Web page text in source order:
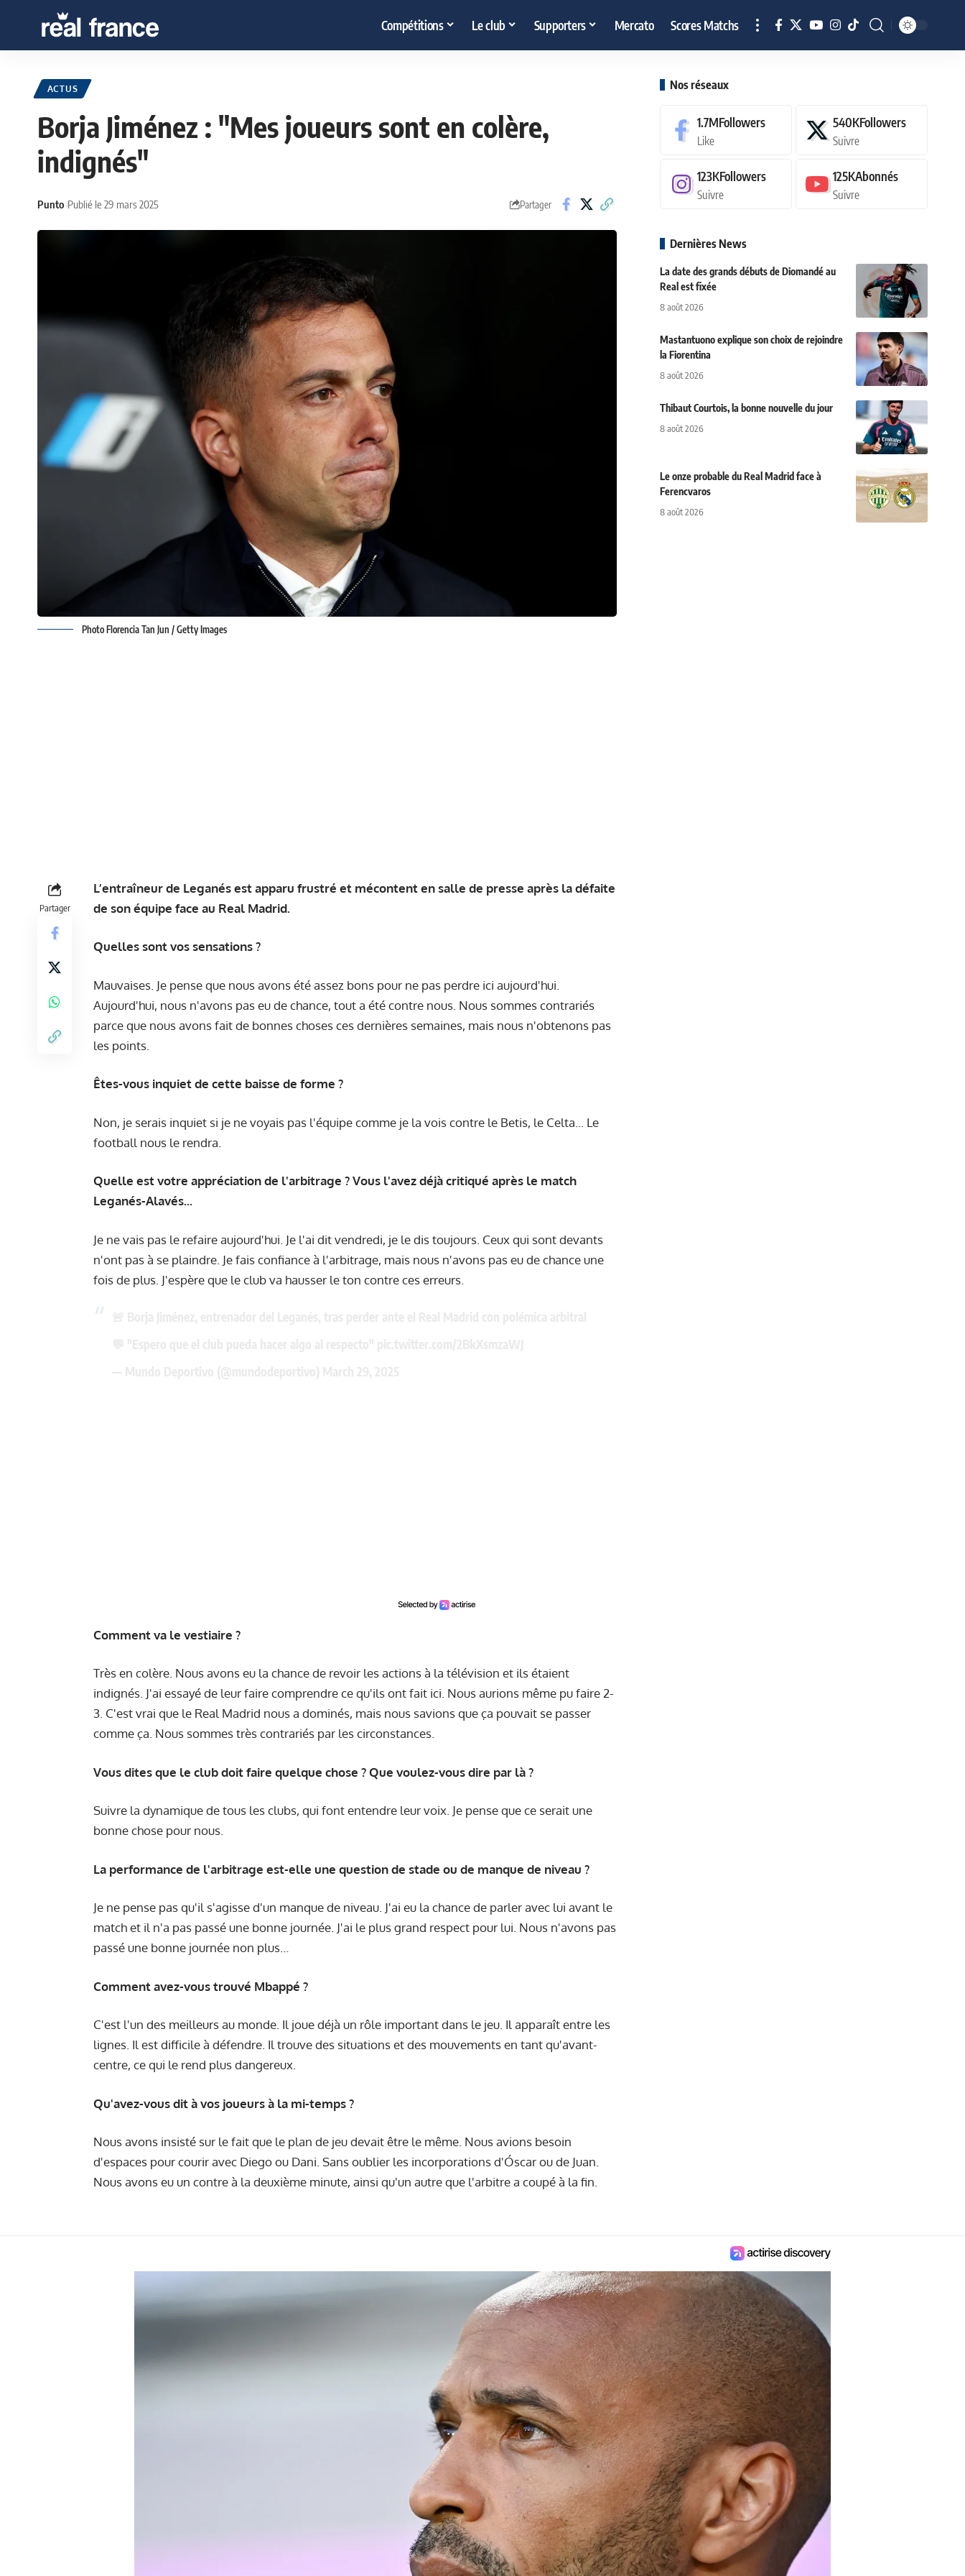
Compétitions Le club Supporters Mercato Scores Matchs
ACTUS
Borja Jiménez : "Mes joueurs sont en colère,
indignés"
Punto Publié le 29 mars 2025 Partager
Photo Florencia Tan Jun / Getty Images
Partager
L’entraîneur de Leganés est apparu frustré et mécontent en salle de presse après la défaite
de son équipe face au Real Madrid.
Quelles sont vos sensations ?
Mauvaises. Je pense que nous avons été assez bons pour ne pas perdre ici aujourd'hui.
Aujourd'hui, nous n'avons pas eu de chance, tout a été contre nous. Nous sommes contrariés
parce que nous avons fait de bonnes choses ces dernières semaines, mais nous n'obtenons pas
les points.
Êtes-vous inquiet de cette baisse de forme ?
Non, je serais inquiet si je ne voyais pas l'équipe comme je la vois contre le Betis, le Celta... Le
football nous le rendra.
Quelle est votre appréciation de l'arbitrage ? Vous l'avez déjà critiqué après le match
Leganés-Alavés...
Je ne vais pas le refaire aujourd'hui. Je l'ai dit vendredi, je le dis toujours. Ceux qui sont devants
n'ont pas à se plaindre. Je fais confiance à l'arbitrage, mais nous n'avons pas eu de chance une
fois de plus. J'espère que le club va hausser le ton contre ces erreurs.
Comment va le vestiaire ?
Très en colère. Nous avons eu la chance de revoir les actions à la télévision et ils étaient
indignés. J'ai essayé de leur faire comprendre ce qu'ils ont fait ici. Nous aurions même pu faire 2-
3. C'est vrai que le Real Madrid nous a dominés, mais nous savions que ça pouvait se passer
comme ça. Nous sommes très contrariés par les circonstances.
Vous dites que le club doit faire quelque chose ? Que voulez-vous dire par là ?
Suivre la dynamique de tous les clubs, qui font entendre leur voix. Je pense que ce serait une
bonne chose pour nous.
La performance de l'arbitrage est-elle une question de stade ou de manque de niveau ?
Je ne pense pas qu'il s'agisse d'un manque de niveau. J'ai eu la chance de parler avec lui avant le
match et il n'a pas passé une bonne journée. J'ai le plus grand respect pour lui. Nous n'avons pas
passé une bonne journée non plus…
Comment avez-vous trouvé Mbappé ?
C'est l'un des meilleurs au monde. Il joue déjà un rôle important dans le jeu. Il apparaît entre les
lignes. Il est difficile à défendre. Il trouve des situations et des mouvements en tant qu'avant-
centre, ce qui le rend plus dangereux.
Qu'avez-vous dit à vos joueurs à la mi-temps ?
Nous avons insisté sur le fait que le plan de jeu devait être le même. Nous avions besoin
d'espaces pour courir avec Diego ou Dani. Sans oublier les incorporations d'Óscar ou de Juan.
Nous avons eu un contre à la deuxième minute, ainsi qu'un autre que l'arbitre a coupé à la fin.
Nos réseaux
1.7MFollowers
Like
540KFollowers
Suivre
123KFollowers
Suivre
125KAbonnés
Suivre
Dernières News
La date des grands débuts de Diomandé au
Real est fixée
8 août 2026
Mastantuono explique son choix de rejoindre
la Fiorentina
8 août 2026
Thibaut Courtois, la bonne nouvelle du jour
8 août 2026
Le onze probable du Real Madrid face à
Ferencvaros
8 août 2026